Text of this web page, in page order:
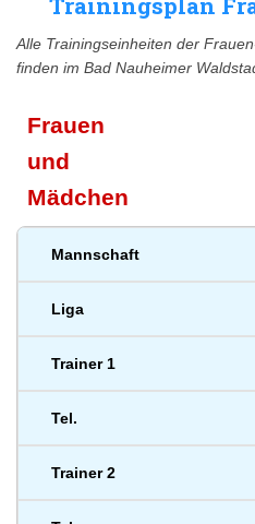
Alle Trainingseinheiten der
finden im Bad Nauheimer
Frauen
und
Mädchen